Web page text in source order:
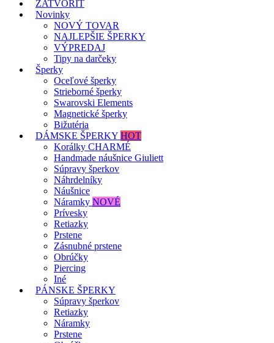
ZATVORIŤ
Novinky
NOVÝ TOVAR
NAJLEPŠIE ŠPERKY
VÝPREDAJ
Tipy na darčeky
Šperky
Oceľové šperky
Strieborné šperky
Swarovski Elements
Magnetické šperky
Bižutéria
DÁMSKE ŠPERKY HOT
Korálky CHARMÉ
Handmade náušnice Giuliett
Súpravy šperkov
Náhrdelníky
Náušnice
Náramky NOVÉ
Prívesky
Retiazky
Prstene
Zásnubné prstene
Obrúčky
Piercing
Iné
PÁNSKE ŠPERKY
Súpravy šperkov
Retiazky
Náramky
Prstene